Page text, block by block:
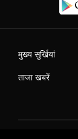
मुख्य सुर्खियां
ताजा खबरें